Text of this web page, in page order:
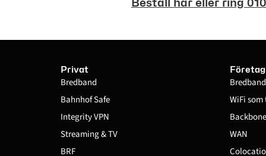
Privat
Bredband
Bahnhof Safe
Integrity VPN
Streaming & TV
BRF
Företag
Bredband
WiFi
WAN